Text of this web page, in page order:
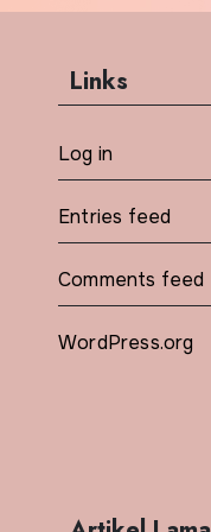
Links
Log in
Entries feed
Comments feed
WordPress.org